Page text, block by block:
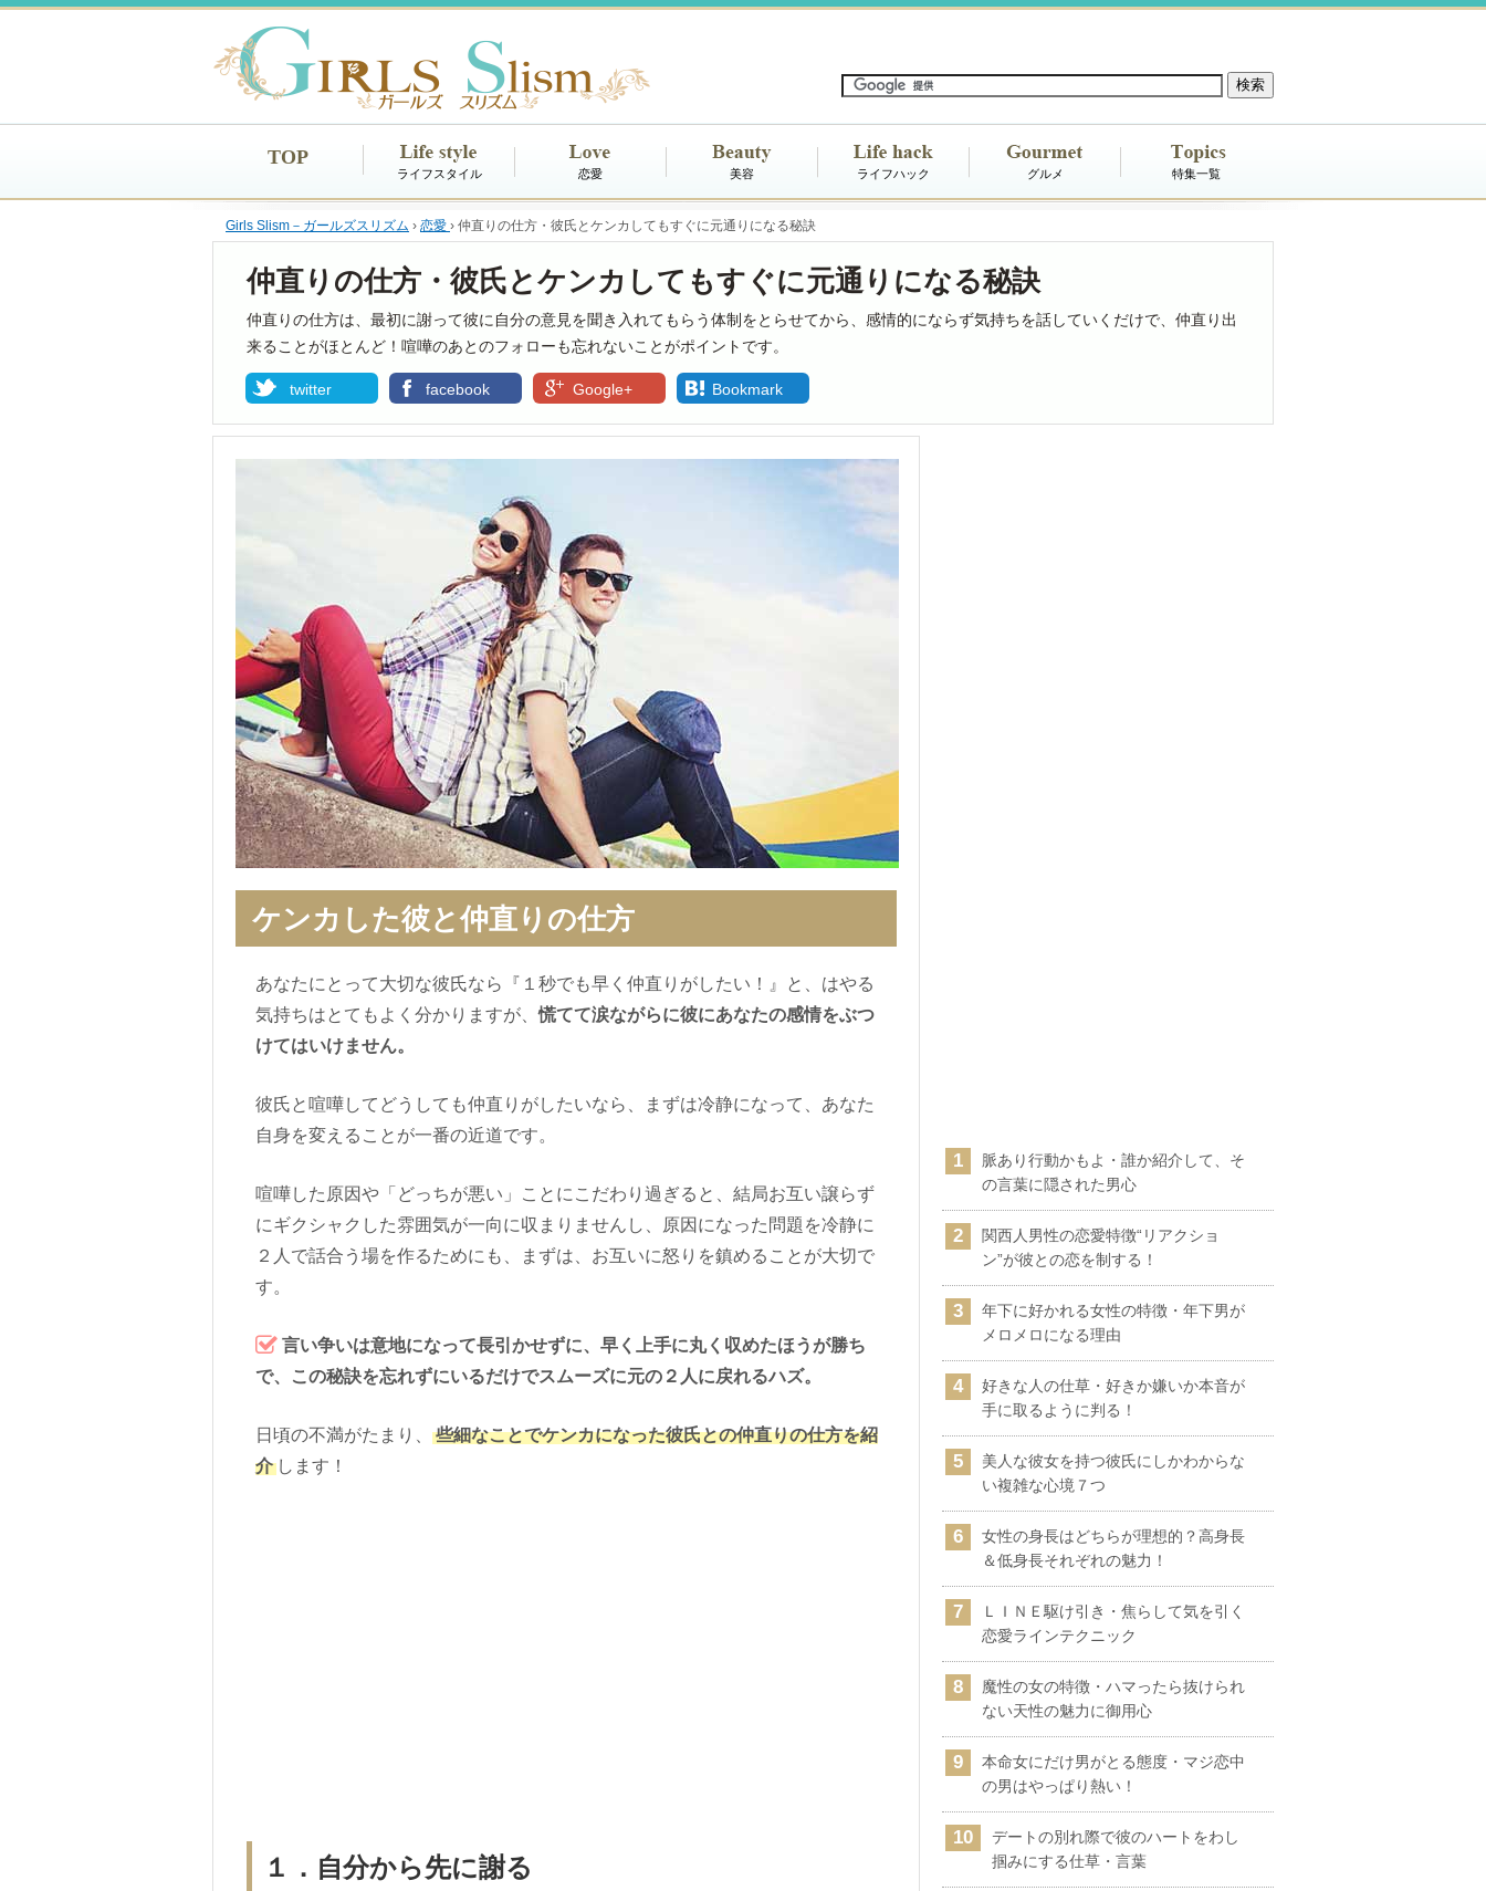
TOP
ライフスタイル 恋愛 美容 ライフハック グルメ 特集一覧
Girls Slism－ガールズスリズム › 恋愛 › 仲直りの仕方・彼氏とケンカしてもすぐに元通りになる秘訣
仲直りの仕方・彼氏とケンカしてもすぐに元通りになる秘訣
仲直りの仕方は、最初に謝って彼に自分の意見を聞き入れてもらう体制をとらせてから、感情的にならず気持ちを話していくだけで、仲直り出
来ることがほとんど！喧嘩のあとのフォローも忘れないことがポイントです。
twitter facebook Google+ Bookmark
ケンカした彼と仲直りの仕方
あなたにとって大切な彼氏なら『１秒でも早く仲直りがしたい！』と、はやる
気持ちはとてもよく分かりますが、慌てて涙ながらに彼にあなたの感情をぶつ
けてはいけません。
彼氏と喧嘩してどうしても仲直りがしたいなら、まずは冷静になって、あなた
自身を変えることが一番の近道です。
喧嘩した原因や「どっちが悪い」ことにこだわり過ぎると、結局お互い譲らず
にギクシャクした雰囲気が一向に収まりませんし、原因になった問題を冷静に
２人で話合う場を作るためにも、まずは、お互いに怒りを鎮めることが大切で
す。
言い争いは意地になって長引かせずに、早く上手に丸く収めたほうが勝ち
で、この秘訣を忘れずにいるだけでスムーズに元の２人に戻れるハズ。
日頃の不満がたまり、
些細なことでケンカになった彼氏との仲直りの仕方を紹
介 します！
１．自分から先に謝る
脈あり行動かもよ・誰か紹介して、そ
の言葉に隠された男心
関西人男性の恋愛特徴“リアクショ
ン”が彼との恋を制する！
年下に好かれる女性の特徴・年下男が
メロメロになる理由
好きな人の仕草・好きか嫌いか本音が
手に取るように判る！
美人な彼女を持つ彼氏にしかわからな
い複雑な心境７つ
女性の身長はどちらが理想的？高身長
＆低身長それぞれの魅力！
ＬＩＮＥ駆け引き・焦らして気を引く
恋愛ラインテクニック
魔性の女の特徴・ハマったら抜けられ
ない天性の魅力に御用心
本命女にだけ男がとる態度・マジ恋中
の男はやっぱり熱い！
デートの別れ際で彼のハートをわし
掴みにする仕草・言葉